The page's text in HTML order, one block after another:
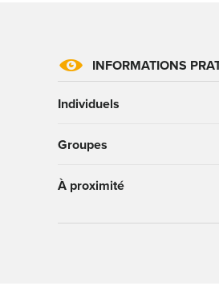
INFORMATIONS
Individuels
Groupes
À proximité